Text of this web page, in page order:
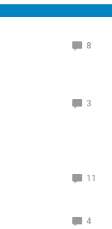
8
3
11
4